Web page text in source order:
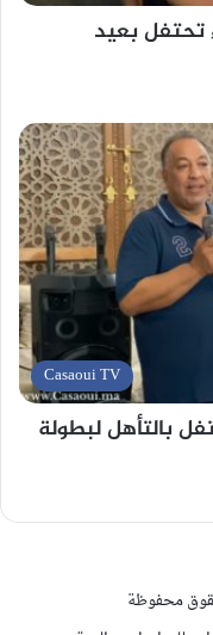
تحتفل بعيد
Casaoui TV
بالتأهل لبطولة